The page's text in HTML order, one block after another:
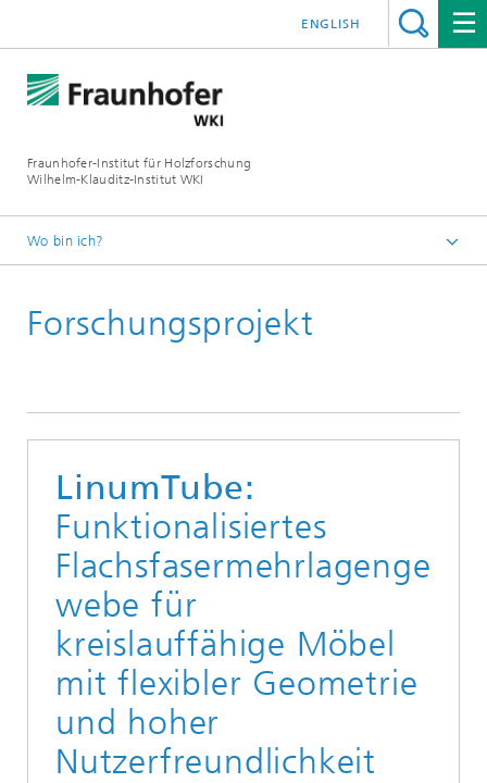
Fraunhofer-Institut für Holzforschung
Wilhelm-Klauditz-Institut WKI
ENGLISH
Wo bin ich?
Referenzprojekte
Forschungsprojekt
LinumTube:
Funktionalisiertes
Flachsfasermehrlagenge
webe für
kreislauffähige Möbel
mit flexibler Geometrie
und hoher
Nutzerfreundlichkeit